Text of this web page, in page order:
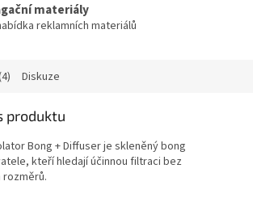
materiály
reklamních materiálů
Diskuze
produktu
Bong + Diffuser je skleněný bong
kteří hledají účinnou filtraci bez